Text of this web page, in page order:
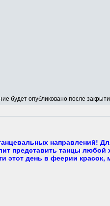
опубликовано после
направлений!
представить танцы
этот день в феерии красок,